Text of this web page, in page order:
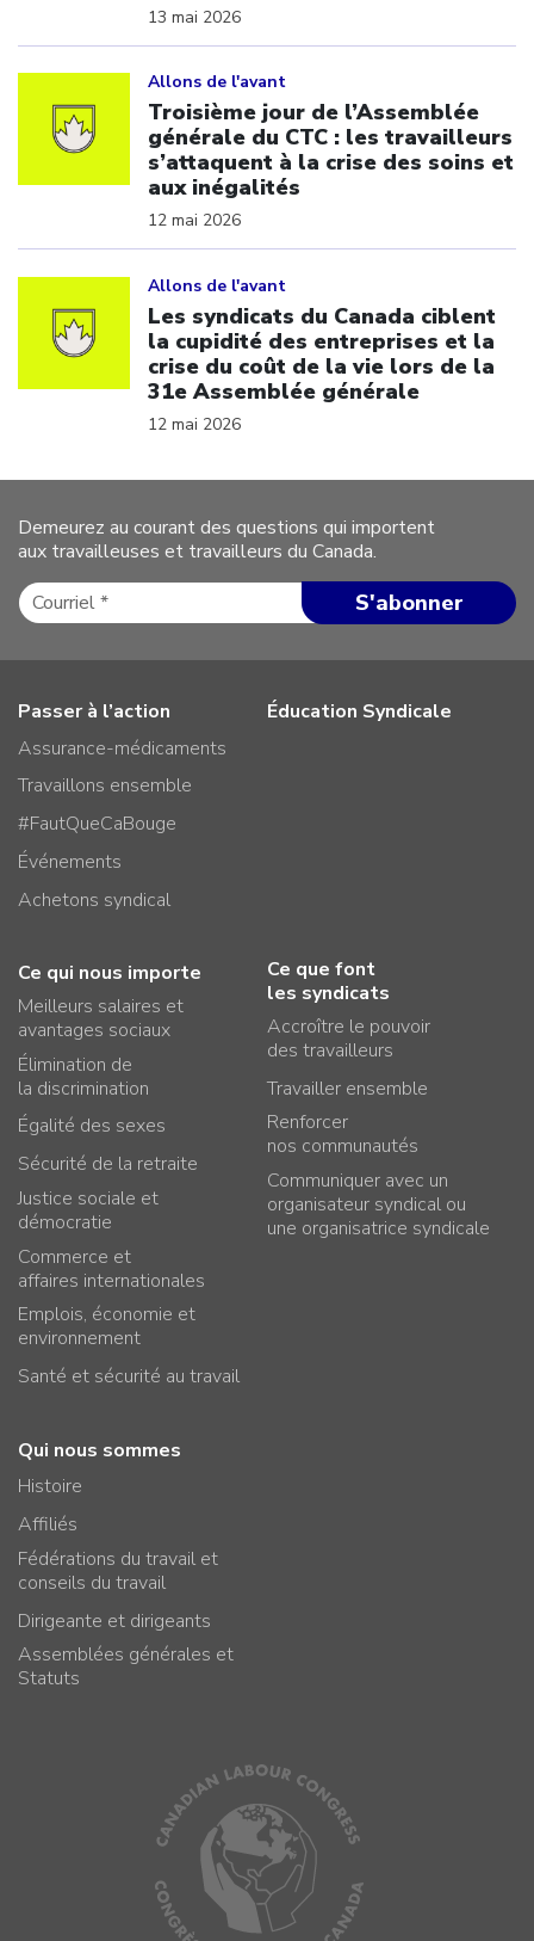
13 mai 2026
Allons de l'avant
Troisième jour de l’Assemblée
générale du CTC : les travailleurs
s’attaquent à la crise des soins et
aux inégalités
12 mai 2026
Allons de l'avant
Les syndicats du Canada ciblent
la cupidité des entreprises et la
crise du coût de la vie lors de la
31e Assemblée générale
12 mai 2026
Demeurez au courant des questions qui importent
aux travailleuses et travailleurs du Canada.
Passer à l’action
Assurance-médicaments
Travaillons ensemble
#FautQueCaBouge
Événements
Achetons syndical
Éducation Syndicale
Ce qui nous importe
Meilleurs salaires et
avantages sociaux
Élimination de
la discrimination
Égalité des sexes
Sécurité de la retraite
Justice sociale et
démocratie
Commerce et
affaires internationales
Emplois, économie et
environnement
Santé et sécurité au travail
Ce que font
les syndicats
Accroître le pouvoir
des travailleurs
Travailler ensemble
Renforcer
nos communautés
Communiquer avec un
organisateur syndical ou
une organisatrice syndicale
Qui nous sommes
Histoire
Affiliés
Fédérations du travail et
conseils du travail
Dirigeante et dirigeants
Assemblées générales et
Statuts